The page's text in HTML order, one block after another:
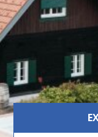
Fliesen, Parkett,
Einbauküche,
Swimmingpool,
Getrennte
Massiv,
WC